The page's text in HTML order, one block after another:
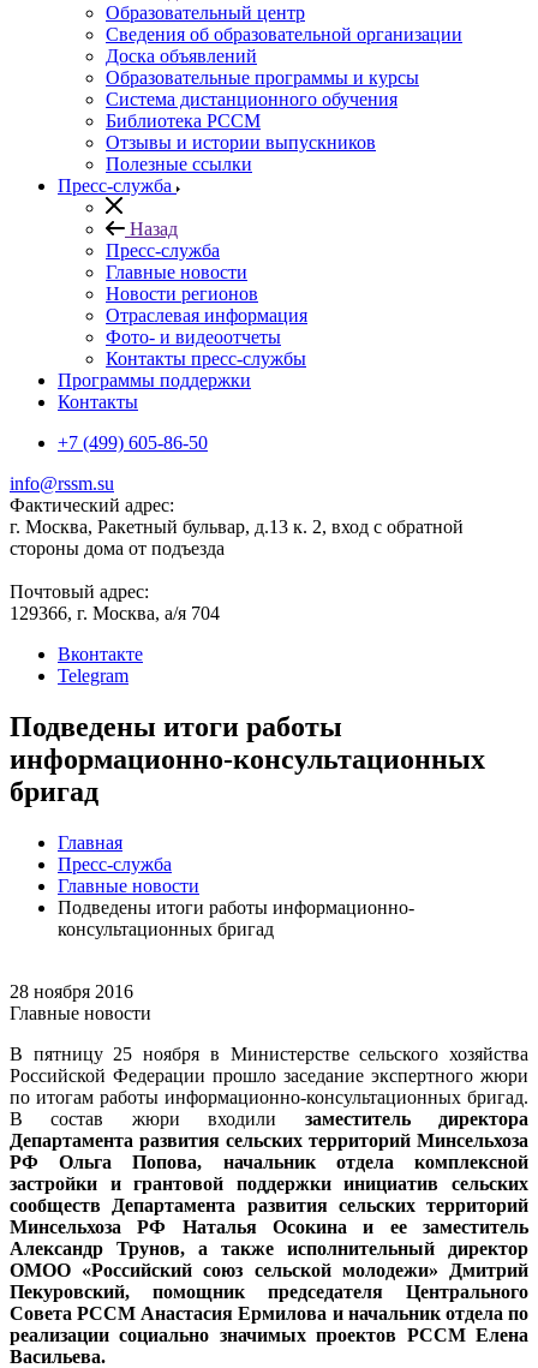
Образовательный центр
Сведения об образовательной организации
Доска объявлений
Образовательные программы и курсы
Система дистанционного обучения
Библиотека РССМ
Отзывы и истории выпускников
Полезные ссылки
Пресс-служба
Назад
Пресс-служба
Главные новости
Новости регионов
Отраслевая информация
Фото- и видеоотчеты
Контакты пресс-службы
Программы поддержки
Контакты
+7 (499) 605-86-50
info@rssm.su
Фактический адрес:
г. Москва, Ракетный бульвар, д.13 к. 2, вход с обратной
стороны дома от подъезда
Почтовый адрес:
129366, г. Москва, а/я 704
Вконтакте
Telegram
Подведены итоги работы
информационно-консультационных
бригад
Главная
Пресс-служба
Главные новости
Подведены итоги работы информационно-
консультационных бригад
28 ноября 2016
Главные новости
В пятницу 25 ноября в Министерстве сельского хозяйства
Российской Федерации прошло заседание экспертного жюри
по итогам работы информационно-консультационных бригад.
В состав жюри входили заместитель директора
Департамента развития сельских территорий Минсельхоза
РФ Ольга Попова, начальник отдела комплексной
застройки и грантовой поддержки инициатив сельских
сообществ Департамента развития сельских территорий
Минсельхоза РФ Наталья Осокина и ее заместитель
Александр Трунов, а также исполнительный директор
ОМОО «Российский союз сельской молодежи» Дмитрий
Пекуровский, помощник председателя Центрального
Совета РССМ Анастасия Ермилова и начальник отдела по
реализации социально значимых проектов РССМ Елена
Васильева.